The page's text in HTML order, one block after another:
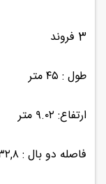
3 فروند
طول : ۴۵ متر
ارتفاع: ۹.۰۲ متر
فاصله دو بال : ۳۲,۸ متر